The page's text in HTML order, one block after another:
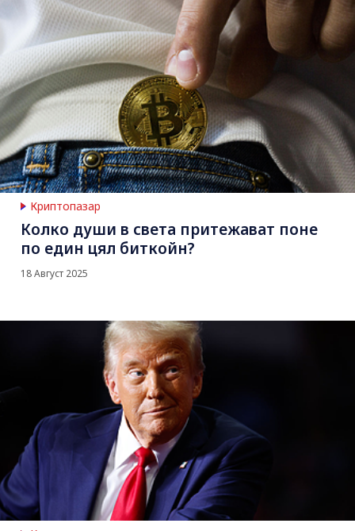
Криптопазар
Колко души в света притежават поне
по един цял биткойн?
18 Август 2025